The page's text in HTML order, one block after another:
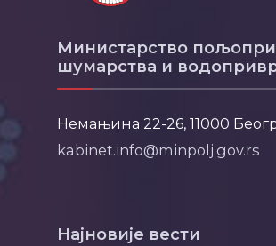
Министарство
шумарства и
Немањина 22-26, 11000
kabinet.info@minpolj.gov.rs
Најновије вести